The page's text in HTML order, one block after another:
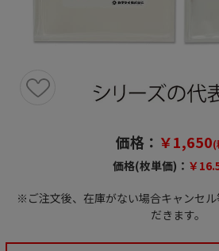
価格： ￥1,650(
価格(枚単価)： ￥
※ご注文後、在庫がない場合キャンセ
だきます。